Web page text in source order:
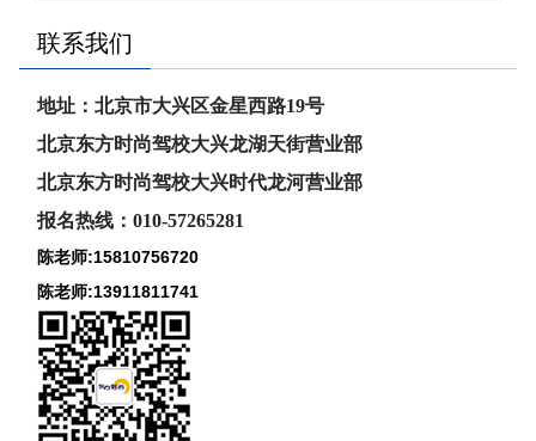
联系我们
地址：北京市大兴区金星西路19号
北京东方时尚驾校大兴龙湖天街营业部
北京东方时尚驾校大兴时代龙河营业部
报名热线：010-57265281
陈老师:15810756720
陈老师:13911811741